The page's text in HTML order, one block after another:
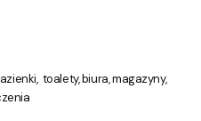
toalety, biura, magazyny,